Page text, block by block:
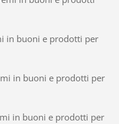
in buoni e prodotti per
in buoni e prodotti per
in buoni e prodotti per